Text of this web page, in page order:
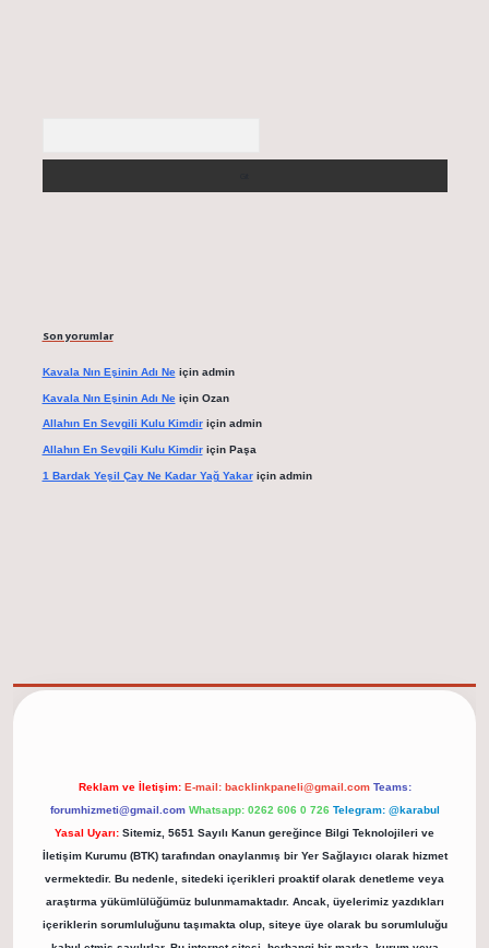
Son yorumlar
Kavala Nın Eşinin Adı Neiçin admin
Kavala Nın Eşinin Adı Neiçin Ozan
Allahın En Sevgili Kulu Kimdiriçin admin
Allahın En Sevgili Kulu Kimdiriçin Paşa
1 Bardak Yeşil Çay Ne Kadar Yağ Yakariçin admin
Reklam ve İletişim: E-mail: backlinkpaneli@gmail.com Teams:
forumhizmeti@gmail.com Whatsapp: 0262 606 0 726 Telegram: @karabul
Yasal Uyarı: Sitemiz, 5651 Sayılı Kanun gereğince Bilgi Teknolojileri ve
İletişim Kurumu (BTK) tarafından onaylanmış bir Yer Sağlayıcı olarak hizmet
vermektedir. Bu nedenle, sitedeki içerikleri proaktif olarak denetleme veya
araştırma yükümlülüğümüz bulunmamaktadır. Ancak, üyelerimiz yazdıkları
içeriklerin sorumluluğunu taşımakta olup, siteye üye olarak bu sorumluluğu